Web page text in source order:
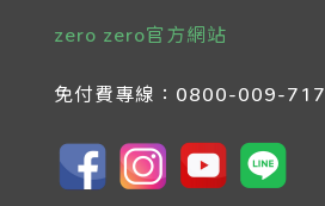
zero zero官方網站
免付費專線： 0800-009-717